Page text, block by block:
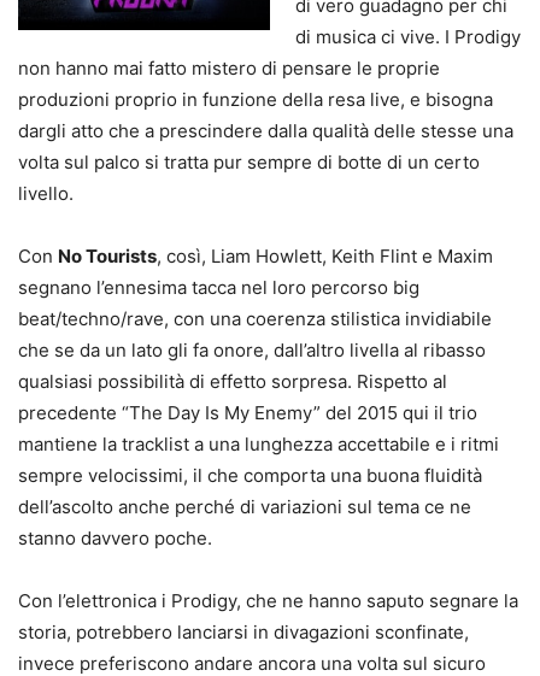
di vero guadagno per chi
di musica ci vive. I Prodigy
non hanno mai fatto mistero di pensare le proprie
produzioni proprio in funzione della resa live, e bisogna
dargli atto che a prescindere dalla qualità delle stesse una
volta sul palco si tratta pur sempre di botte di un certo
livello.
Con No Tourists, così, Liam Howlett, Keith Flint e Maxim
segnano l’ennesima tacca nel loro percorso big
beat/techno/rave, con una coerenza stilistica invidiabile
che se da un lato gli fa onore, dall’altro livella al ribasso
qualsiasi possibilità di effetto sorpresa. Rispetto al
precedente “The Day Is My Enemy” del 2015 qui il trio
mantiene la tracklist a una lunghezza accettabile e i ritmi
sempre velocissimi, il che comporta una buona fluidità
dell’ascolto anche perché di variazioni sul tema ce ne
stanno davvero poche.
Con l’elettronica i Prodigy, che ne hanno saputo segnare la
storia, potrebbero lanciarsi in divagazioni sconfinate,
invece preferiscono andare ancora una volta sul sicuro